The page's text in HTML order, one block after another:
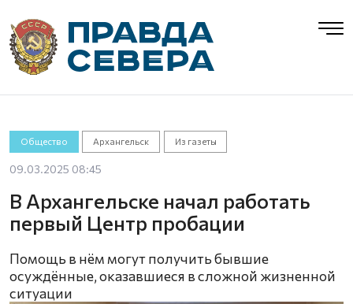
Общество Архангельск Из газеты
09.03.2025 08:45
В Архангельске начал работать
первый Центр пробации
Помощь в нём могут получить бывшие
осуждённые, оказавшиеся в сложной жизненной
ситуации